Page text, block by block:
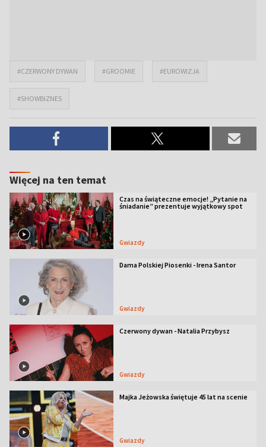
#CZERWONY DYWAN #GROOMIE #EUROWIZJA
#SHOWBIZNES
Więcej na ten temat
Czas na świąteczne emocje! „Pytanie na
śniadanie” prezentuje wyjątkowy spot
Gwiazdy
Dama Polskiej Piosenki - Irena Santor
Gwiazdy
Czerwony dywan - Natalia Przybysz
Gwiazdy
Majka Jeżowska świętuje 45 lat na scenie
Gwiazdy